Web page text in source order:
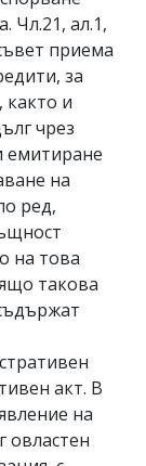
Чл.21, ал.1,
приема
за
както и
чрез
емитиране
на
ред,
на това
такова
акт. В
на
овластен